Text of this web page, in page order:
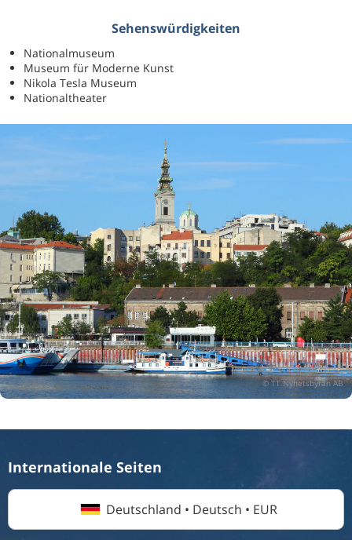
Sehenswürdigkeiten
Nationalmuseum
Museum für Moderne Kunst
Nikola Tesla Museum
Nationaltheater
Internationale Seiten
Deutschland • Deutsch • EUR